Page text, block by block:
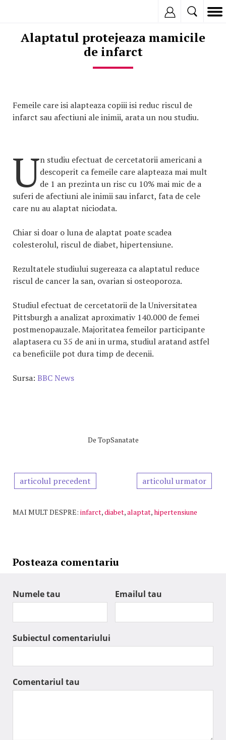
Alaptatul protejeaza mamicile
de infarct
Femeile care isi alapteaza copiii isi reduc riscul de
infarct sau afectiuni ale inimii, arata un nou studiu.
Un studiu efectuat de cercetatorii americani a
descoperit ca femeile care alapteaza mai mult
de 1 an prezinta un risc cu 10% mai mic de a
suferi de afectiuni ale inimii sau infarct, fata de cele
care nu au alaptat niciodata.
Chiar si doar o luna de alaptat poate scadea
colesterolul, riscul de diabet, hipertensiune.
Rezultatele studiului sugereaza ca alaptatul reduce
riscul de cancer la san, ovarian si osteoporoza.
Studiul efectuat de cercetatorii de la Universitatea
Pittsburgh a analizat aproximativ 140.000 de femei
postmenopauzale. Majoritatea femeilor participante
alaptasera cu 35 de ani in urma, studiul aratand astfel
ca beneficiile pot dura timp de decenii.
Sursa: BBC News
De TopSanatate
articolul precedent articolul urmator
MAI MULT DESPRE: infarct,diabet,alaptat,hipertensiune
Posteaza comentariu
Numele tau Emailul tau
Subiectul comentariului
Comentariul tau